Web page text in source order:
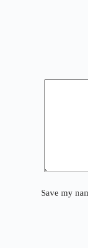
Save my